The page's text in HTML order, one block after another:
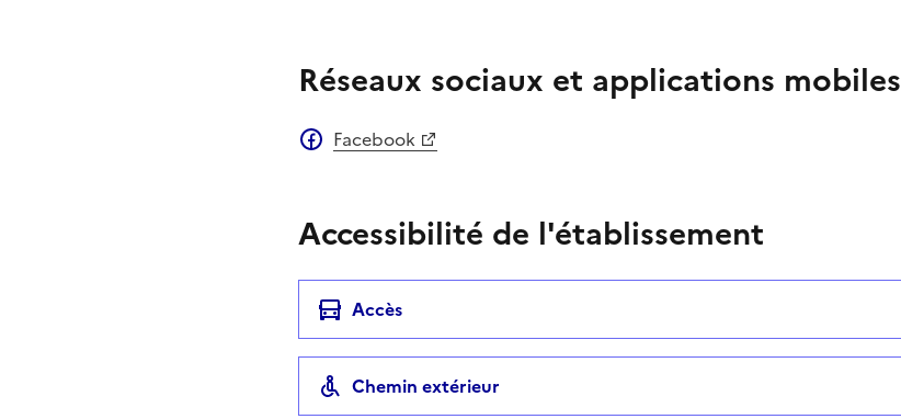
Réseaux sociaux et applications mobiles
Facebook
Accessibilité de l'établissement
Accès
Chemin extérieur